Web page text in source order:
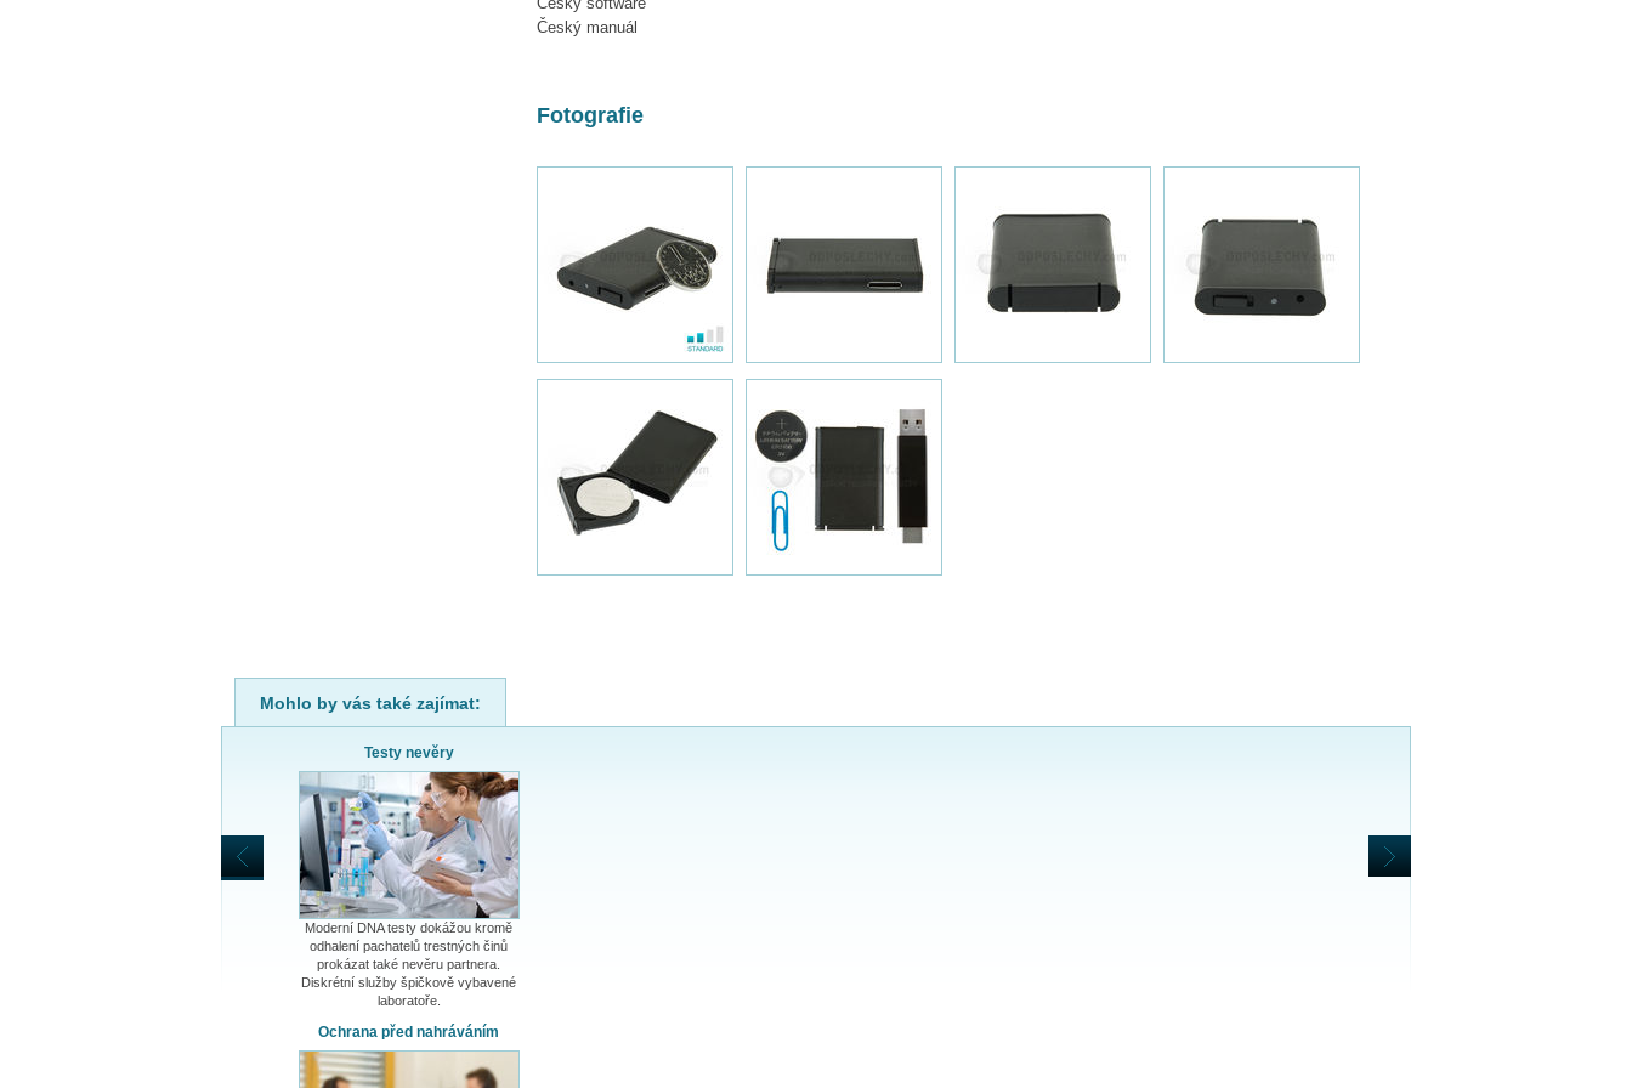
Český manuál
Fotografie
Mohlo by vás také zajímat:
Testy nevěry
Moderní DNA testy dokážou kromě
odhalení pachatelů trestných činů
prokázat také nevěru partnera.
Diskrétní služby špičkově vybavené
laboratoře.
Ochrana před nahráváním